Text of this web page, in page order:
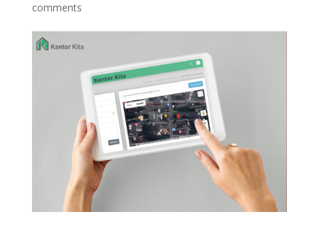
comments